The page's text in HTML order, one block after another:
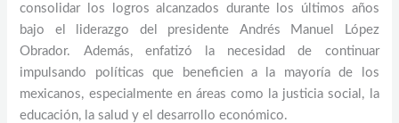
consolidar los logros alcanzados durante los últimos años
bajo el liderazgo del presidente Andrés Manuel López
Obrador. Además, enfatizó la necesidad de continuar
impulsando políticas que beneficien a la mayoría de los
mexicanos, especialmente en áreas como la justicia social, la
educación, la salud y el desarrollo económico.